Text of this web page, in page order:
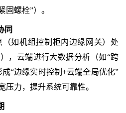
固螺栓”）。
同
（如机组控制柜内边缘网关）处
，云端进行大数据分析（如“跨
“边缘实时控制+云端全局优化”
压力，提升系统可靠性。